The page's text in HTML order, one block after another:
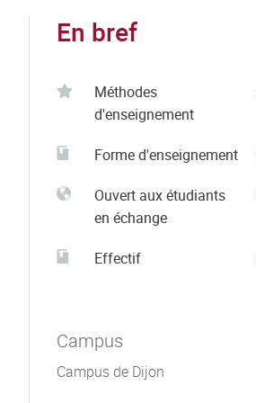
En bref
Méthodes
d'enseignement
Forme d'enseignement
Ouvert aux étudiants
en échange
Effectif
Campus
Campus de Dijon